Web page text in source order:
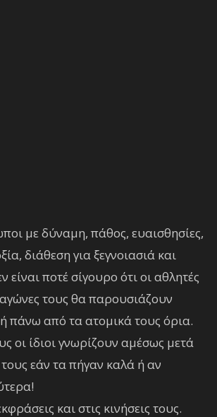
με δύναμη, πάθος, ευαισθησίες,
διάθεση για ξεγνοιασιά και
είναι ποτέ σίγουρο ότι οι αθλητές
τους θα παρουσιάζουν
ή πάνω από τα ατομικά τους όρια.
οι ίδιοι γνωρίζουν αμέσως μετά
εάν τα πήγαν καλά ή αν
και στις κινήσεις τους.